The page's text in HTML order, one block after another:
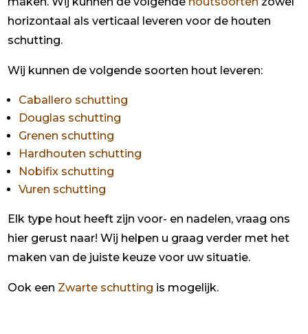
horizontaal als verticaal leveren voor de houten
schutting.
Wij kunnen de volgende soorten hout leveren:
Caballero schutting
Douglas schutting
Grenen schutting
Hardhouten schutting
Nobifix schutting
Vuren schutting
Elk type hout heeft zijn voor- en nadelen, vraag ons
hier gerust naar! Wij helpen u graag verder met het
maken van de juiste keuze voor uw situatie.
Ook een Zwarte schutting is mogelijk.